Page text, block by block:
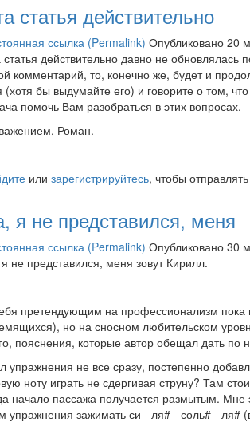
статья действительно
ссылка (Permalink) Опубликовано 20
статья действительно давно не обновлялась
комментарий, то, конечно же, будет и
(хотя бы выдумайте его) и говорите о том,
помочь Вам разобраться в этих вопросах.
Роман.
или зарегистрируйтесь, чтобы
я не представился, меня
ссылка (Permalink) Опубликовано 30
не представился, меня зовут Кирилл.
претендующим на профессионализм пока
но на сносном любительском
пояснения, которые автор обещал дать
упражнения не все сразу, постепенно
ноту играть не сдергивая струну? Там
начало пассажа получается размытым.
упражнения зажимать си - ля# - соль# - ля#